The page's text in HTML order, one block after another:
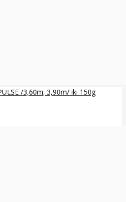
/3,60m; 3,90m/ iki 150g